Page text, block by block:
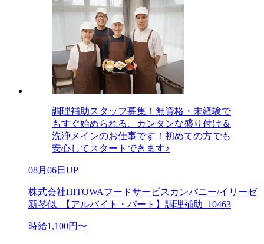
調理補助スタッフ募集！無資格・未経験で
もすぐ始められる、カンタンな盛り付け＆
洗浄メインのお仕事です！初めての方でも
安心してスタートできます♪
08月06日UP
株式会社HITOWAフードサービスカンパニー/イリーゼ
新琴似_【アルバイト・パート】調理補助_10463
時給1,100円〜